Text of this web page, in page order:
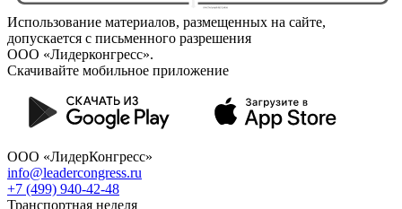
Использование материалов, размещенных на сайте,
допускается с письменного разрешения
ООО «Лидерконгресс».
Скачивайте мобильное приложение
ООО «ЛидерКонгресс»
info@leadercongress.ru
+7 (499) 940-42-48
Транспортная неделя